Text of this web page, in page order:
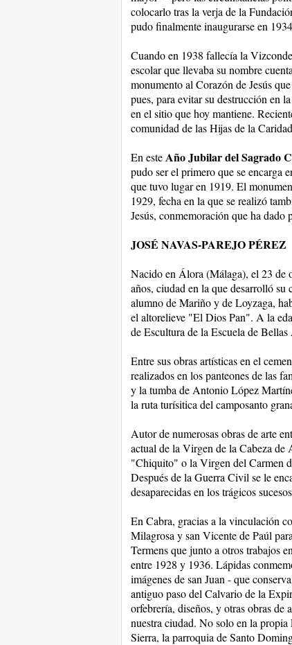
colocarlo tras la verja de la
pudo finalmente inaugurarse en
Cuando en 1938 fallecía la
escolar que llevaba su nombre
monumento al Corazón de Jesús
pues, para evitar su destrucción en
en el sitio que hoy mantiene.
comunidad de las Hijas de la
En esteAño Jubilar del Sagrado
pudo ser el primero que se encarga
que tuvo lugar en 1919. El
1929, fecha en la que se realizó
Jesús, conmemoración que ha dado
JOSÉ NAVAS-PAREJO PÉREZ
Nacido en Álora (Málaga), el 23 de
años, ciudad en la que desarrolló
alumno de Mariño y de Loyzaga,
el altorelieve "El Dios Pan". A la
de Escultura de la Escuela de
Entre sus obras artísticas en el
realizados en los panteones de las
y la tumba de Antonio López
la ruta turísitica del camposanto
Autor de numerosas obras de arte
actual de la Virgen de la Cabeza
"Chiquito" o la Virgen del Carmen
Después de la Guerra Civil se le
desaparecidas en los trágicos
En Cabra, gracias a la vinculación
Milagrosa y san Vicente de Paúl
Termens que junto a otros trabajos
entre 1928 y 1936. Lápidas
imágenes de san Juan - que
antiguo paso del Calvario de la
orfebrería, diseños, y otras obras de
nuestra ciudad. No solo en la
Sierra, la parroquia de Santo